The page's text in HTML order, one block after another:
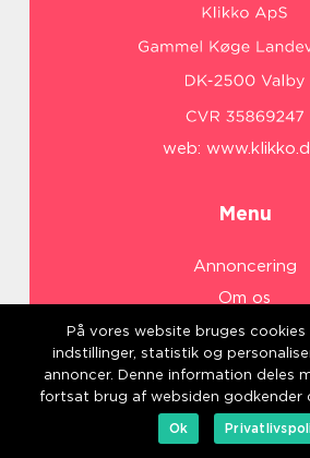
web:
Menu
Annoncering
Om os
Cookies
Kontakt os
Sitemap
På vores website bruges cookies
indstillinger, statistik og
annoncer. Denne information deles
fortsat brug af websiden godkender
Ok